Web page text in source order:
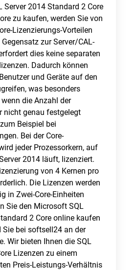
Server 2014 Standard 2 Core
zu kaufen, werden Sie von
Lizenzierungs-Vorteilen
zur Server/CAL-
dies keine separaten
Dadurch können
und Geräte auf den
was besonders
die Anzahl der
nicht genau festgelegt
Beispiel bei
Bei der Core-
jeder Prozessorkern, auf
2014 läuft, lizenziert.
von 4 Kernen pro
Die Lizenzen werden
in Zwei-Core-Einheiten
Sie den Microsoft SQL
2 Core online kaufen
Sie bei softsell24 an der
Wir bieten Ihnen die SQL
Lizenzen zu einem
Preis-Leistungs-Verhältnis